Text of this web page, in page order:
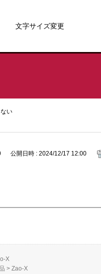
文字サイズ変更
い
公開日時 : 2024/12/17 12:00
X
> Zao-X